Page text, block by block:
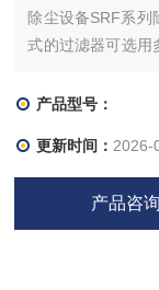
除尘设备SRF系列
式的过滤器可选用
产品型号：
更新时间： 2026-
产品咨询